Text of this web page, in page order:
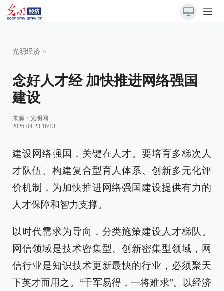
光明经济 >
念好人才经 加快推进网络强国
建设
来源： 光明网
2026-04-23 16:18
建设网络强国，关键在人才。要培育多梯次人
才队伍、构建复合型育人体系、创新多元化评
价机制，为加快推进网络强国建设提供有力的
人才保障和智力支撑。
以时代需求为导向，分类施策建设人才梯队。
网信领域是技术密集型、创新密集型领域，网
信行业是知识技术更新最快的行业，必须聚天
下英才而用之。“千军易得，一将难求”。以经济